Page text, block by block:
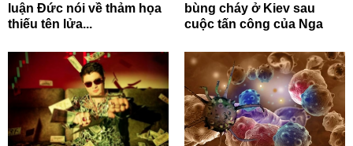
luận Đức nói về thảm họa
thiếu tên lửa...
bùng cháy ở Kiev sau
cuộc tấn công của Nga